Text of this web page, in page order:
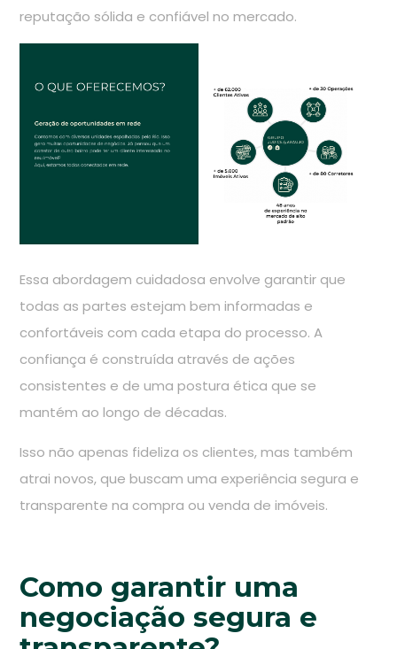
reputação sólida e confiável no mercado.
Essa abordagem cuidadosa envolve garantir que
todas as partes estejam bem informadas e
confortáveis com cada etapa do processo. A
confiança é construída através de ações
consistentes e de uma postura ética que se
mantém ao longo de décadas.
Isso não apenas fideliza os clientes, mas também
atrai novos, que buscam uma experiência segura e
transparente na compra ou venda de imóveis.
Como garantir uma
negociação segura e